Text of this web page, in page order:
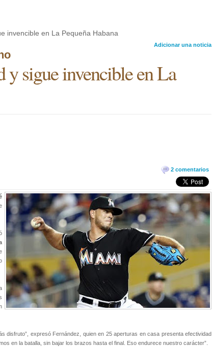
invencible en La Pequeña Habana
Adicionar una noticia
y sigue invencible en La
2 comentarios
disfruto”, expresó Fernández, quien en 25 aperturas en casa presenta efectividad
en la batalla, sin bajar los brazos hasta el final. Eso endurece nuestro carácter”.